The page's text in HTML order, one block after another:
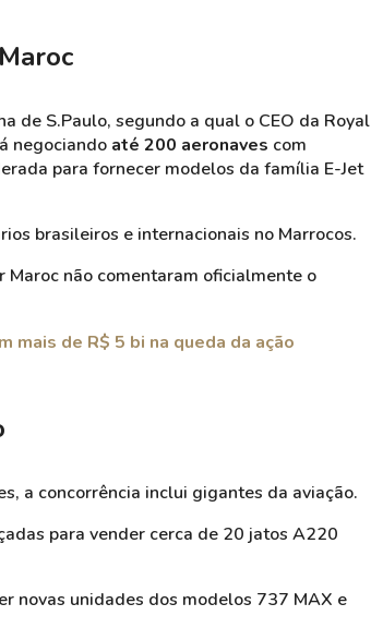
de S.Paulo, segundo a qual o CEO da Royal
negociando até 200 aeronaves com
para fornecer modelos da família E-Jet
brasileiros e internacionais no Marrocos.
não comentaram oficialmente o
mais de R$ 5 bi na queda da ação
a concorrência inclui gigantes da aviação.
para vender cerca de 20 jatos A220
novas unidades dos modelos 737 MAX e